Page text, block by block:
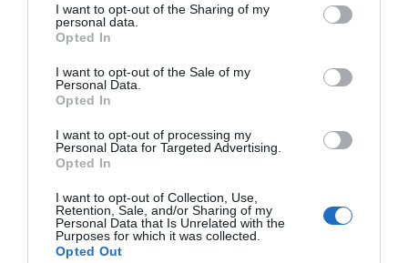
not limited to your visit or usage behaviour. You may click to
grant or deny consent to Google and its third-party tags to
use your data for below specified purposes in below Google
consent section.
I want to opt-out of the Sharing of my
personal data.
Opted In
I want to opt-out of the Sale of my
Personal Data.
Opted In
I want to opt-out of processing my
Personal Data for Targeted Advertising.
Opted In
I want to opt-out of Collection, Use,
Retention, Sale, and/or Sharing of my
Personal Data that Is Unrelated with the
Purposes for which it was collected.
Opted Out
Δελφίνια κολυμπούν δίπλα σε
σκάφος τουριστών – Δείτε βίντεο
αγωνίας για ιστιοφόρο με ξένους
επιβάτες
07.08.2026 | 11:15
Έκτακτη διακοπή νερού τώρα
στην παραλία Αυλίδας
07.08.2026 | 11:00
από 1.000 στρέμματα
στο Νησί – Νέες εικόνες
μεγάλου δήμου στην
Εύβοια